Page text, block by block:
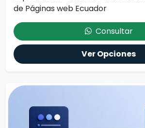
de Páginas web Ecuador
Consultar
Ver Opciones